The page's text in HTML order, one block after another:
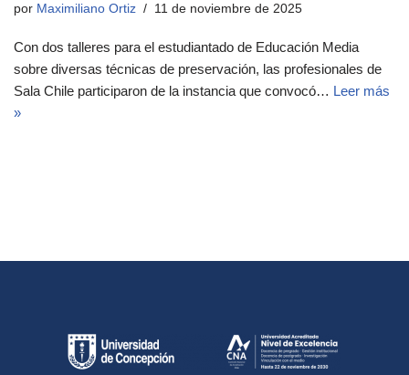
por Maximiliano Ortiz 11 de noviembre de 2025
Con dos talleres para el estudiantado de Educación Media
sobre diversas técnicas de preservación, las profesionales de
Sala Chile participaron de la instancia que convocó… Leer más
»